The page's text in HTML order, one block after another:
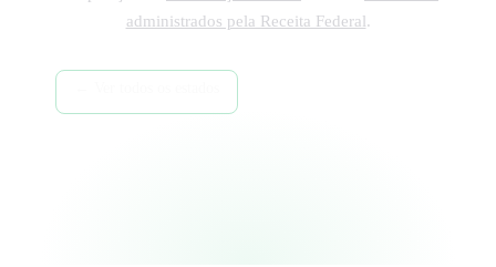
administrados pela Receita Federal.